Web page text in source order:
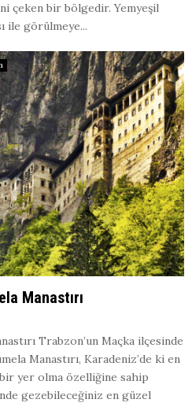
çeken bir bölgedir. Yemyeşil
ile görülmeye...
Manastırı
Trabzon’un Maçka ilçesinde
Manastırı, Karadeniz’de ki en
yer olma özelliğine sahip
gezebileceğiniz en güzel